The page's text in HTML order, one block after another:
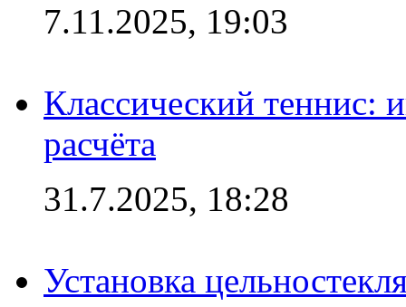
7.11.2025, 19:03
Классический теннис:
расчёта
31.7.2025, 18:28
Установка